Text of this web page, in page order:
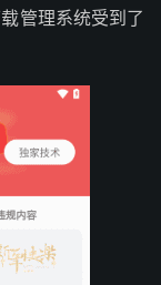
管理系统受到了